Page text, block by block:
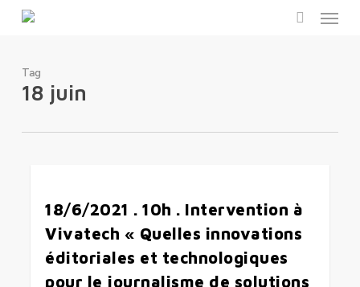
Menu
Tag
18 juin
18/6/2021 . 10h . Intervention à
Vivatech « Quelles innovations
éditoriales et technologiques
pour le journalisme de solutions